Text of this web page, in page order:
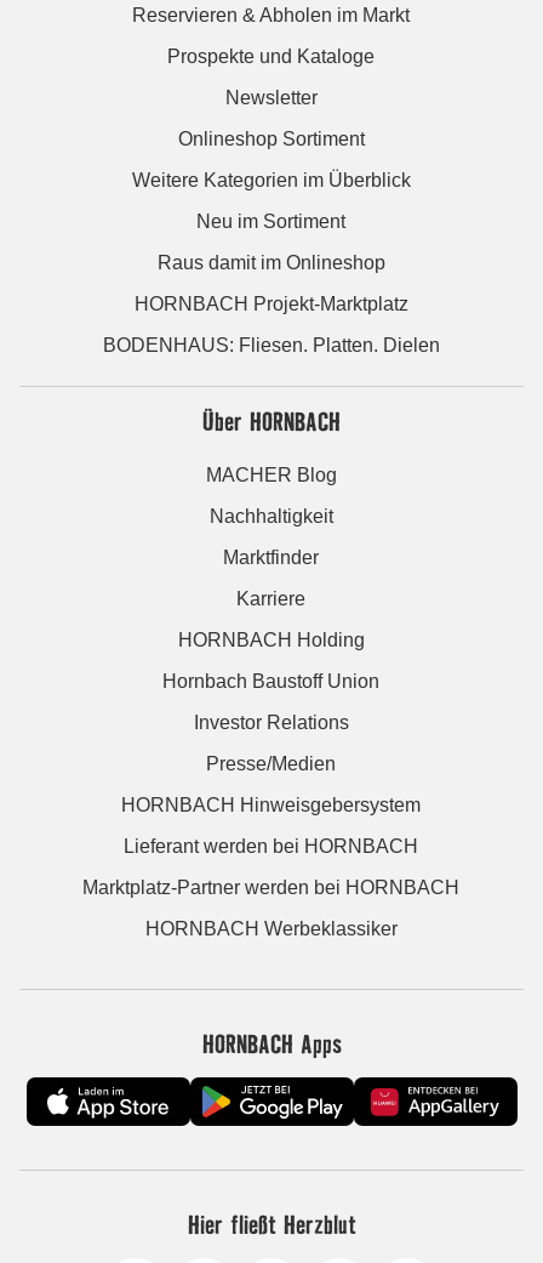
Reservieren & Abholen im Markt
Prospekte und Kataloge
Newsletter
Onlineshop Sortiment
Weitere Kategorien im Überblick
Neu im Sortiment
Raus damit im Onlineshop
HORNBACH Projekt-Marktplatz
BODENHAUS: Fliesen. Platten. Dielen
Über HORNBACH
MACHER Blog
Nachhaltigkeit
Marktfinder
Karriere
HORNBACH Holding
Hornbach Baustoff Union
Investor Relations
Presse/Medien
HORNBACH Hinweisgebersystem
Lieferant werden bei HORNBACH
Marktplatz-Partner werden bei HORNBACH
HORNBACH Werbeklassiker
HORNBACH Apps
Hier fließt Herzblut